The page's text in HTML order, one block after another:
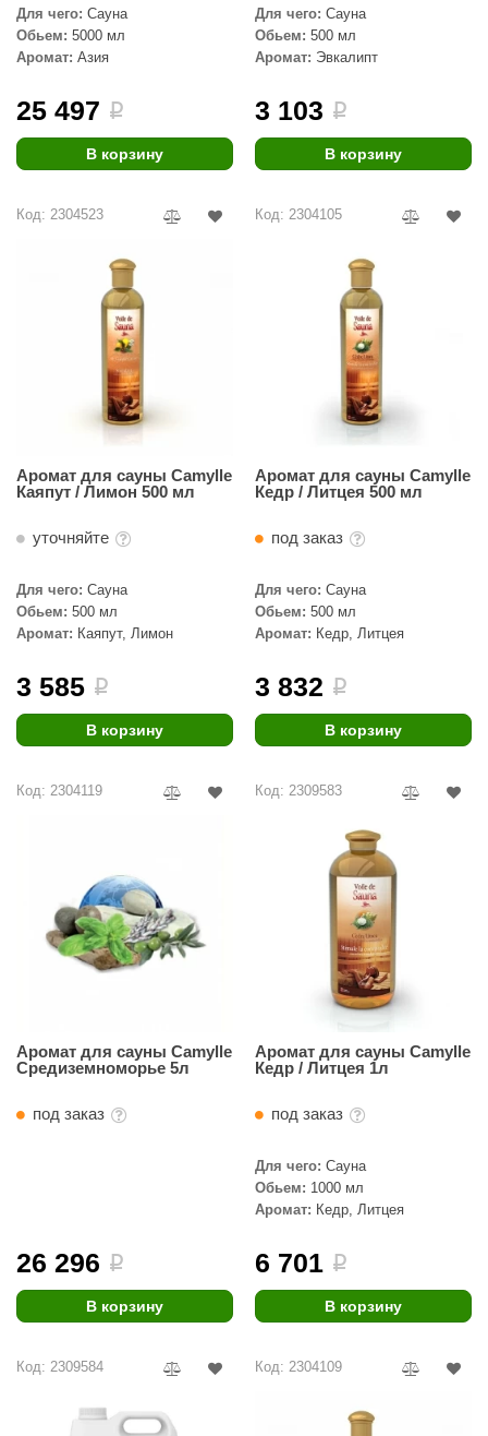
Для чего: Сауна
Обьем: 5000 мл
Аромат: Азия
25 497 i
В корзину
Для чего: Сауна
Обьем: 500 мл
Аромат: Эвкалипт
3 103 i
В корзину
Код: 2304523
Аромат для сауны Camylle
Каяпут / Лимон 500 мл
уточняйте
Для чего: Сауна
Обьем: 500 мл
Аромат: Каяпут, Лимон
3 585 i
В корзину
Код: 2304105
Аромат для сауны Camylle
Кедр / Литцея 500 мл
под заказ
Для чего: Сауна
Обьем: 500 мл
Аромат: Кедр, Литцея
3 832 i
В корзину
Код: 2304119
Аромат для сауны Camylle
Средиземноморье 5л
под заказ
26 296 i
В корзину
Код: 2309583
Аромат для сауны Camylle
Кедр / Литцея 1л
под заказ
Для чего: Сауна
Обьем: 1000 мл
Аромат: Кедр, Литцея
6 701 i
В корзину
Код: 2309584 Код: 2304109